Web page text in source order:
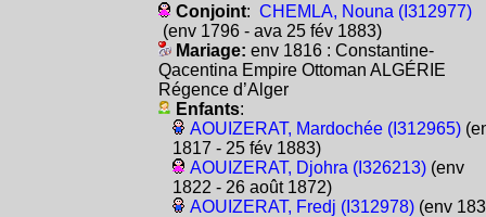
Conjoint: CHEMLA, Nouna (I312977)
(env 1796 - ava 25 fév 1883)
Mariage: env 1816 : Constantine-
Qacentina Empire Ottoman ALGÉRIE
Régence d’Alger
Enfants:
AOUIZERAT, Mardochée (I312965)
1817 - 25 fév 1883)
AOUIZERAT, Djohra (I326213)(env
1822 - 26 août 1872)
AOUIZERAT, Fredj (I312978)(env